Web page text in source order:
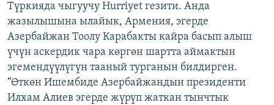
Түркияда чыгуучу Hurriyet гезити. Анда
жазылышына ылайык, Армения, эгерде
Азербайжан Тоолу Карабакты кайра басып алыш
үчүн аскердик чара көргөн шартта аймактын
эгемендүүлүгүн тааный турганын билдирген.
“Өткөн Ишембиде Азербайжандын президенти
Илхам Алиев эгерде жүрүп жаткан тынчтык